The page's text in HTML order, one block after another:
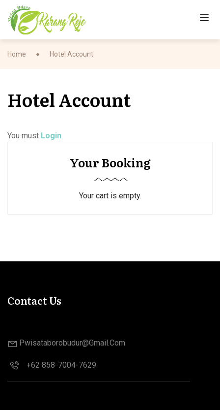
Home Hotel Account
Hotel Account
You must Login.
Your Booking
Your cart is empty.
Contact Us
Pwisataborobudur@gmail.com
+62 858-7004-7629